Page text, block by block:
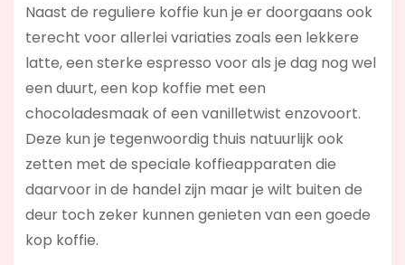
Naast de reguliere koffie kun je er doorgaans ook
terecht voor allerlei variaties zoals een lekkere
latte, een sterke espresso voor als je dag nog wel
een duurt, een kop koffie met een
chocoladesmaak of een vanilletwist enzovoort.
Deze kun je tegenwoordig thuis natuurlijk ook
zetten met de speciale koffieapparaten die
daarvoor in de handel zijn maar je wilt buiten de
deur toch zeker kunnen genieten van een goede
kop koffie.